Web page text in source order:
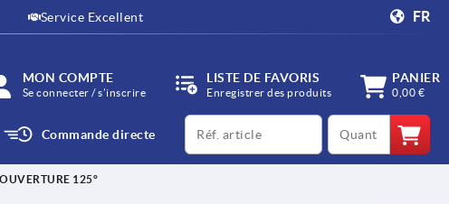
Service Excellent FR
MON COMPTE
Se connecter / s’inscrire
LISTE DE FAVORIS
Enregistrer des produits
PANIER
0,00 €
Commande directe
productCode qty
125°